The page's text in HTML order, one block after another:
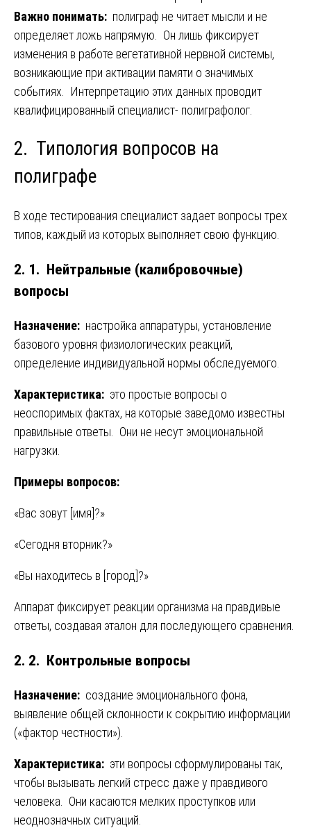
Важно понимать: полиграф не читает мысли и не
определяет ложь напрямую. Он лишь фиксирует
изменения в работе вегетативной нервной системы,
возникающие при активации памяти о значимых
событиях. Интерпретацию этих данных проводит
квалифицированный специалист- полиграфолог.
2. Типология вопросов на
полиграфе
В ходе тестирования специалист задает вопросы трех
типов, каждый из которых выполняет свою функцию.
2. 1. Нейтральные (калибровочные)
вопросы
Назначение: настройка аппаратуры, установление
базового уровня физиологических реакций,
определение индивидуальной нормы обследуемого.
Характеристика: это простые вопросы о
неоспоримых фактах, на которые заведомо известны
правильные ответы. Они не несут эмоциональной
нагрузки.
Примеры вопросов:
«Вас зовут [имя]?»
«Сегодня вторник?»
«Вы находитесь в [город]?»
Аппарат фиксирует реакции организма на правдивые
ответы, создавая эталон для последующего сравнения.
2. 2. Контрольные вопросы
Назначение: создание эмоционального фона,
выявление общей склонности к сокрытию информации
(«фактор честности»).
Характеристика: эти вопросы сформулированы так,
чтобы вызывать легкий стресс даже у правдивого
человека. Они касаются мелких проступков или
неоднозначных ситуаций.